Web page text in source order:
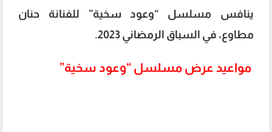
ينافس مسلسل “وعود سخية” للفنانة حنان
مطاوع، في السباق الرمضاني 2023.
مواعيد عرض مسلسل “وعود سخية”